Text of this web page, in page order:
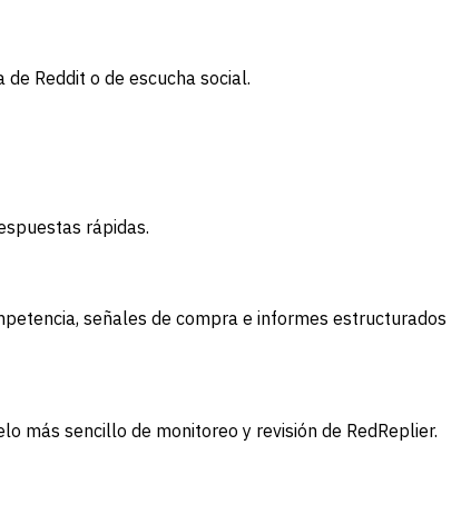
Reddit o de escucha social.
rápidas.
señales de compra e informes estructurados
más sencillo de monitoreo y revisión de RedReplier.